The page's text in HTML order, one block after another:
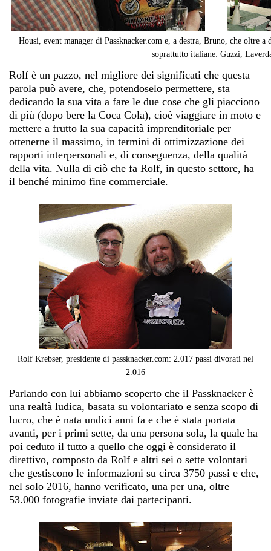
Housi, event manager di Passknacker.com e, a destra, Bruno, che oltre a
soprattutto italiane: Guzzi,
Rolf è un pazzo, nel migliore dei significati che questa
parola può avere, che, potendoselo permettere, sta
dedicando la sua vita a fare le due cose che gli piacciono
di più (dopo bere la Coca Cola), cioè viaggiare in moto e
mettere a frutto la sua capacità imprenditoriale per
ottenerne il massimo, in termini di ottimizzazione dei
rapporti interpersonali e, di conseguenza, della qualità
della vita. Nulla di ciò che fa Rolf, in questo settore, ha
il benché minimo fine commerciale.
Rolf Krebser, presidente di passknacker.com: 2.017 passi divorati nel
2.016
Parlando con lui abbiamo scoperto che il Passknacker è
una realtà ludica, basata su volontariato e senza scopo di
lucro, che è nata undici anni fa e che è stata portata
avanti, per i primi sette, da una persona sola, la quale ha
poi ceduto il tutto a quello che oggi è considerato il
direttivo, composto da Rolf e altri sei o sette volontari
che gestiscono le informazioni su circa 3750 passi e che,
nel solo 2016, hanno verificato, una per una, oltre
53.000 fotografie inviate dai partecipanti.